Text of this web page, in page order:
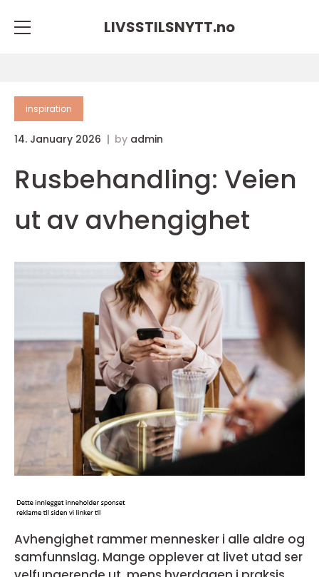
LIVSSTILSNYTT.no
inspiration
14. January 2026 by admin
Rusbehandling: Veien
ut av avhengighet
Avhengighet rammer mennesker i alle aldre og
samfunnslag. Mange opplever at livet utad ser